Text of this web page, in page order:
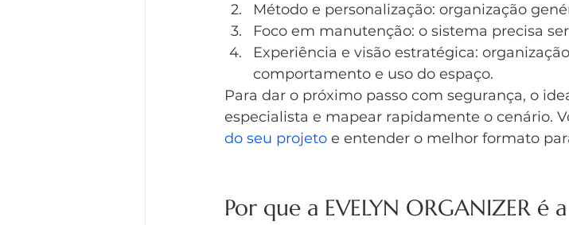
Método e personalização: organização
Foco em manutenção: o sistema precisa
Experiência e visão estratégica:
comportamento e uso do espaço.
Para dar o próximo passo com segurança, o
especialista e mapear rapidamente o cenário.
do seu projeto e entender o melhor formato
Por que a EVELYN ORGANIZER é